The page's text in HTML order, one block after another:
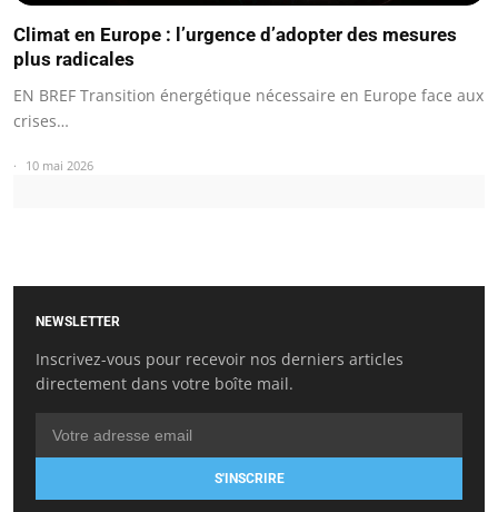
Climat en Europe : l’urgence d’adopter des mesures
plus radicales
EN BREF Transition énergétique nécessaire en Europe face aux
crises…
10 mai 2026
NEWSLETTER
Inscrivez-vous pour recevoir nos derniers articles
directement dans votre boîte mail.
S'INSCRIRE